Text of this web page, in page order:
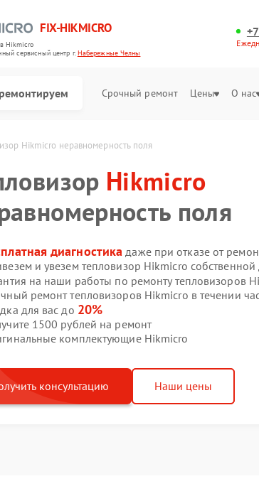
FIX-HIKMICRO
Hikmicro
cервисный центр г.Набережные Челны
Срочный ремонт Цены О нас
Hikmicro неравномерность поля
Hikmicro
поля
диагностика даже при отказе от
и увезем тепловизор Hikmicro собственной
на наши работы по ремонту тепловизоров
ремонт тепловизоров Hikmicro в течении
для вас до 20%
1500 рублей на ремонт
комплектующие Hikmicro
консультацию Наши цены